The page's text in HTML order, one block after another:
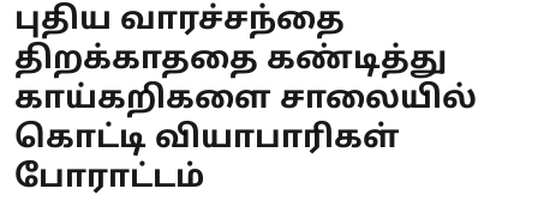
புதிய வாரச்சந்தை
திறக்காததை கண்டித்து
காய்கறிகளை சாலையில்
கொட்டி வியாபாரிகள்
போராட்டம்